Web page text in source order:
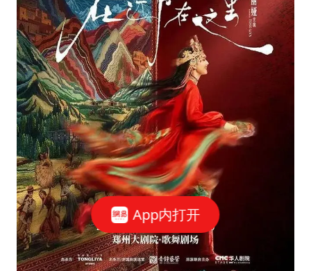
App内打开